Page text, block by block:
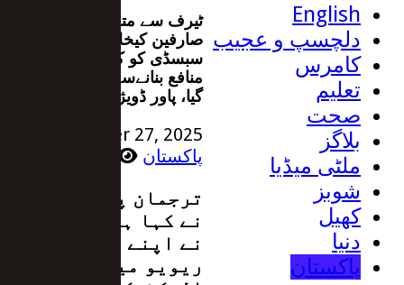
English
دلچسپ و عجیب
کامرس
تعلیم
صحت
بلاگز
ملٹی میڈیا
شوبز
کھیل
دنیا
پاکستان
ٹیرف سے متعلق فیصلہ
صارفین کیخلاف نہیں،
سبسڈی کو کےالیکٹرک کا
منافع بنانےسے روک دیا
گیا، پاور ڈویژن
October 27, 2025
پاکستان
ترجمان پاور ڈویژن
نے کہا ہے کہ نیپرا
نے اپنے حالیہ
ریویو میں کے